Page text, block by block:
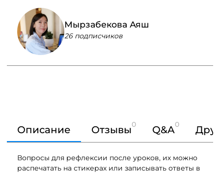
Мырзабекова Аяш
26 подписчиков
Описание Отзывы0 Q&A0
Вопросы для рефлексии после уроков, их можно
распечатать на стикерах или записывать ответы в